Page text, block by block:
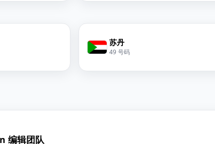
苏丹
49 号码
编辑团队